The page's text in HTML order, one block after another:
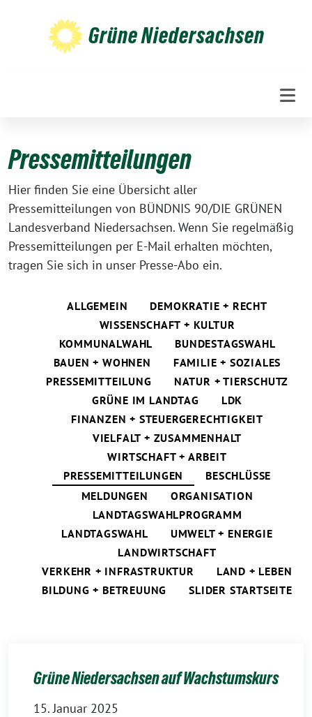
Grüne Niedersachsen
Pressemitteilungen
Hier finden Sie eine Übersicht aller
Pressemitteilungen von BÜNDNIS 90/DIE GRÜNEN
Landesverband Niedersachsen. Wenn Sie regelmäßig
Pressemitteilungen per E-Mail erhalten möchten,
tragen Sie sich in unser Presse-Abo ein.
ALLGEMEIN
DEMOKRATIE + RECHT
WISSENSCHAFT + KULTUR
KOMMUNALWAHL
BUNDESTAGSWAHL
BAUEN + WOHNEN
FAMILIE + SOZIALES
PRESSEMITTEILUNG
NATUR + TIERSCHUTZ
GRÜNE IM LANDTAG
LDK
FINANZEN + STEUERGERECHTIGKEIT
VIELFALT + ZUSAMMENHALT
WIRTSCHAFT + ARBEIT
PRESSEMITTEILUNGEN
BESCHLÜSSE
MELDUNGEN
ORGANISATION
LANDTAGSWAHLPROGRAMM
LANDTAGSWAHL
UMWELT + ENERGIE
LANDWIRTSCHAFT
VERKEHR + INFRASTRUKTUR
LAND + LEBEN
BILDUNG + BETREUUNG
SLIDER STARTSEITE
Grüne Niedersachsen auf Wachstumskurs
15. Januar 2025